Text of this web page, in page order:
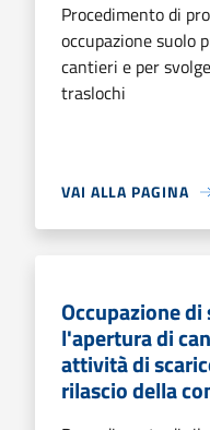
Procedimento di
occupazione suolo
cantieri e per
traslochi
VAI ALLA PAGINA
Occupazione
l'apertura di
attività di
rilascio della